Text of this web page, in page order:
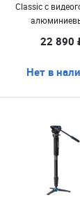
Classic с
22 890
Нет в